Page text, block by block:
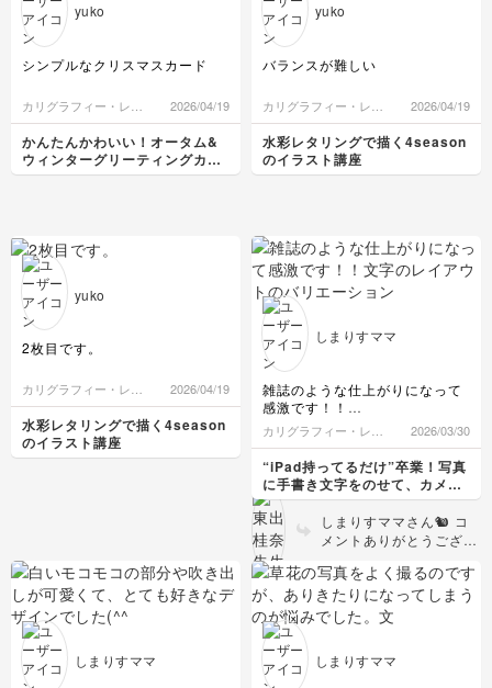
yuko
シンプルなクリスマスカード
カリグラフィー・レタ
リング
2026/04/19
かんたんかわいい！オータム&
ウィンターグリーティングカー
ド講座
yuko
バランスが難しい
カリグラフィー・レタ
リング
2026/04/19
水彩レタリングで描く4season
のイラスト講座
yuko
2枚目です。
カリグラフィー・レタ
リング
2026/04/19
水彩レタリングで描く4season
のイラスト講座
しまりすママ
雑誌のような仕上がりになって
感激です！！
文字のレイアウトのバリエーシ
ョンも色々教えていただきあり
がとうございました！
カリグラフィー・レタ
リング
2026/03/30
“iPad持ってるだけ”卒業！写真
に手書き文字をのせて、カメラ
ロールが「アルバム」に変わる
デジタル文字講座しまりすママさん🐿️ コ
メントありがとうござい
れた大濠公園日本庭園の
お写真、とても素敵でし
た🌿 幻想的な雰囲気に
1ページのような仕上が
しまりすママ しまりすママ